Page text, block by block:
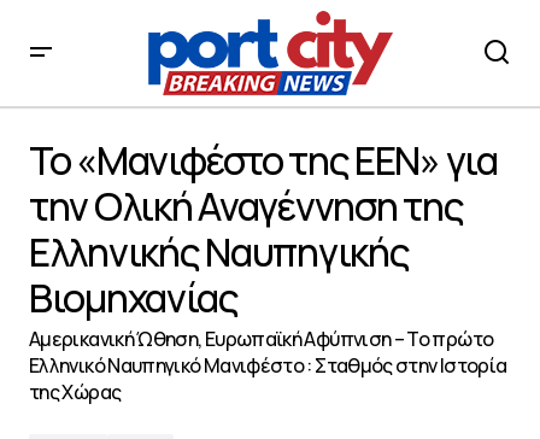
Ελληνικής Ναυπηγικής Βιομηχανίας
Το «Μανιφέστο της ΕΕΝ» για
την Ολική Αναγέννηση της
Ελληνικής Ναυπηγικής
Βιομηχανίας
Αμερικανική Ώθηση, Ευρωπαϊκή Αφύπνιση – Το πρώτο
Ελληνικό Ναυπηγικό Μανιφέστο : Σταθμός στην Ιστορία
της Χώρας